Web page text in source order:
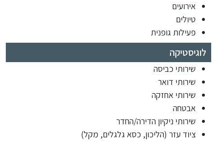
אירועים
טיולים
פעילות גופנית
לוגיסטיקה
שירותי כביסה
שירותי דואר
שירותי אחזקה
אבטחה
שירותי ניקיון הדירה/החדר
ציוד עזר (הליכון, כסא גלגלים, מקל)